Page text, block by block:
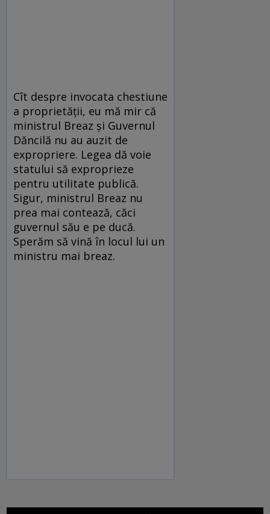
Cît despre invocata chestiune
a proprietății, eu mă mir că
ministrul Breaz și Guvernul
Dăncilă nu au auzit de
expropriere. Legea dă voie
statului să exproprieze
pentru utilitate publică.
Sigur, ministrul Breaz nu
prea mai contează, căci
guvernul său e pe ducă.
Sperăm să vină în locul lui un
ministru mai breaz.